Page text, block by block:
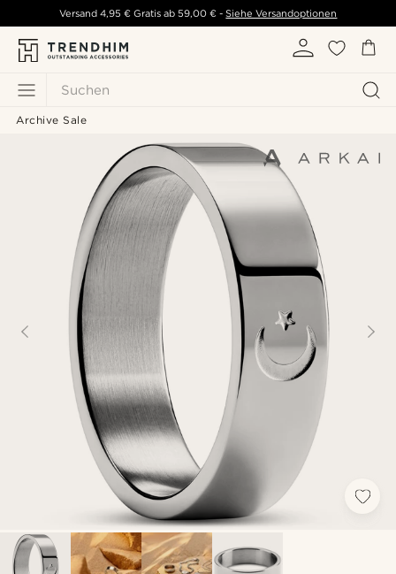
Suchen
Versand 4,95 € Gratis ab59,00 € - Siehe Versandoptionen
Archive Sale